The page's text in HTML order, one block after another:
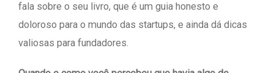
fala sobre o seu livro, que é um guia honesto e
doloroso para o mundo das startups, e ainda dá dicas
valiosas para fundadores.